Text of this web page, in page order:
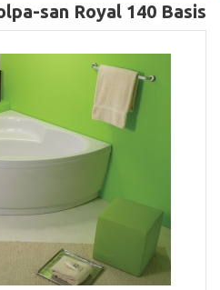
san Royal 140 Basis